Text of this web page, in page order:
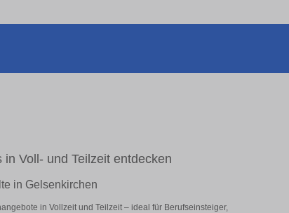
Voll- und Teilzeit entdecken
in Gelsenkirchen
in Vollzeit und Teilzeit – ideal für Berufseinsteiger,